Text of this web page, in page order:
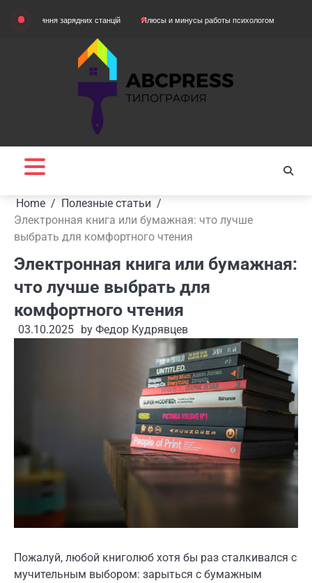
зарядних станцій Плюсы и минусы работы психологом Домашняя
Home
Полезные статьи
Электронная книга или бумажная: что лучше
выбрать для комфортного чтения
Электронная книга или бумажная:
что лучше выбрать для
комфортного чтения
03.10.2025 by Федор Кудрявцев
Пожалуй, любой книголюб хотя бы раз сталкивался с
мучительным выбором: зарыться с бумажным